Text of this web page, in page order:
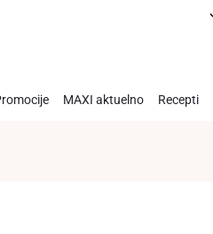
MAXI aktuelno Recepti